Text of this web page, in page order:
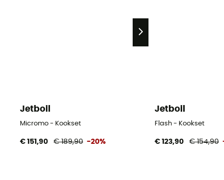
Jetboil
Micromo - Kookset
€ 151,90 € 189,90 -20%
Jetboil
Flash - Kookset
€ 123,90 € 154,90